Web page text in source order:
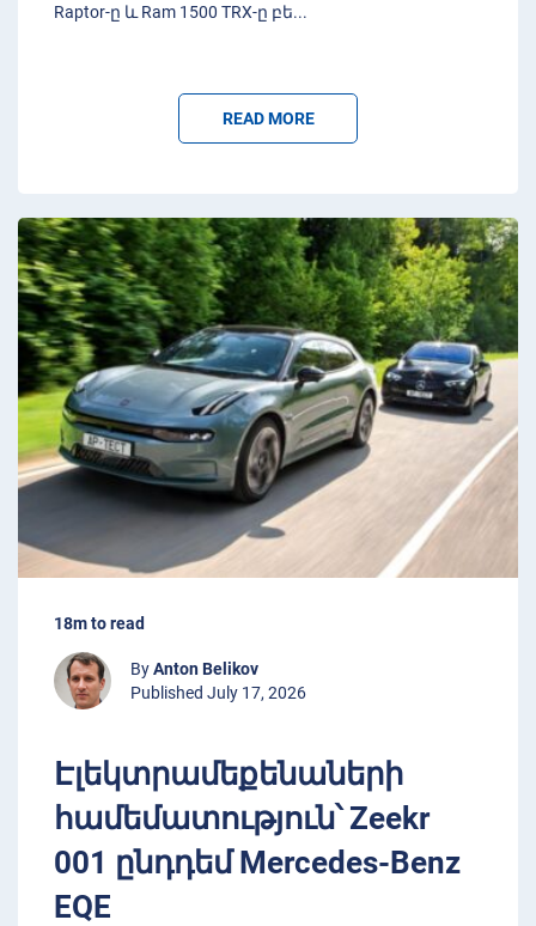
Raptor-ը և Ram 1500 TRX-ը բե...
READ MORE
18m to read
ByAnton Belikov
Published July 17, 2026
Էլեկտրամեքենաների
համեմատություն՝ Zeekr
001 ընդդեմ Mercedes-Benz
EQE